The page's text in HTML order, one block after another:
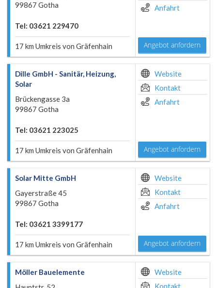
99867 Gotha
Tel: 03621 229470
17 km Umkreis von Gräfenhain
Anfahrt
Angebot anfordern
Dille GmbH - Sanitär, Heizung,
Solar
Brückengasse 3a
99867 Gotha
Tel: 03621 223025
17 km Umkreis von Gräfenhain
Website
Kontakt
Anfahrt
Angebot anfordern
Solar Mitte GmbH
Gayerstraße 45
99867 Gotha
Tel: 03621 3399177
17 km Umkreis von Gräfenhain
Website
Kontakt
Anfahrt
Angebot anfordern
Möller Bauelemente
Website
Kontakt